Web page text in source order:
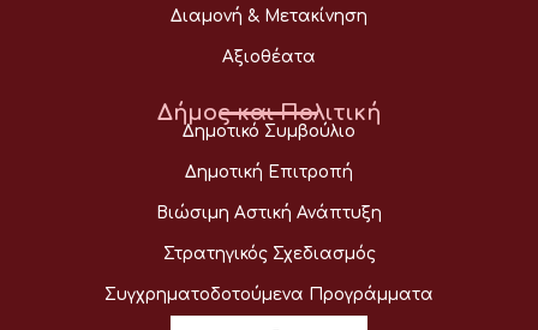
Διαμονή & Μετακίνηση
Αξιοθέατα
Δήμος και Πολιτική
Δημοτικό Συμβούλιο
Δημοτική Επιτροπή
Βιώσιμη Αστική Ανάπτυξη
Στρατηγικός Σχεδιασμός
Συγχρηματοδοτούμενα Προγράμματα